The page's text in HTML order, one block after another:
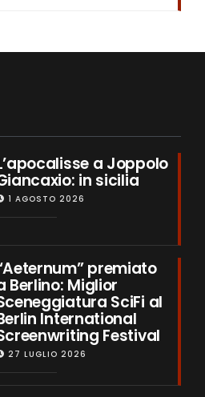
a Joppolo
in sicilia
1 AGOSTO 2026
premiato
Berlino: Miglior
SciFi al
International
Festival
27 LUGLIO 2026